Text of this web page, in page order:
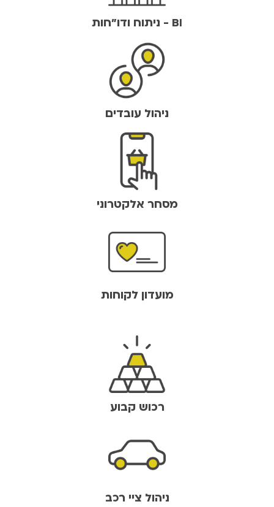
BI - ניתוח ודו"חות
ניהול עובדים
מסחר אלקטרוני
מועדון לקוחות
רכוש קבוע
ניהול ציי רכב